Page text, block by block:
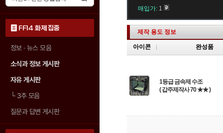
FF14 화제 집중
정보 · 뉴스 모음
소식과 정보 게시판
자유 게시판
└3추 모음
질문과 답변 게시판
매입가: 1
제작 용도 정보
아이콘 완성품
1등급 금속제 수조
( 갑주제작사 70 ★★ )